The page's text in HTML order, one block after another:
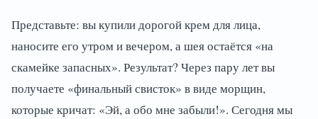
Представьте: вы купили дорогой крем для лица,
наносите его утром и вечером, а шея остаётся «на
скамейке запасных». Результат? Через пару лет вы
получаете «финальный свисток» в виде морщин,
которые кричат: «Эй, а обо мне забыли!». Сегодня мы